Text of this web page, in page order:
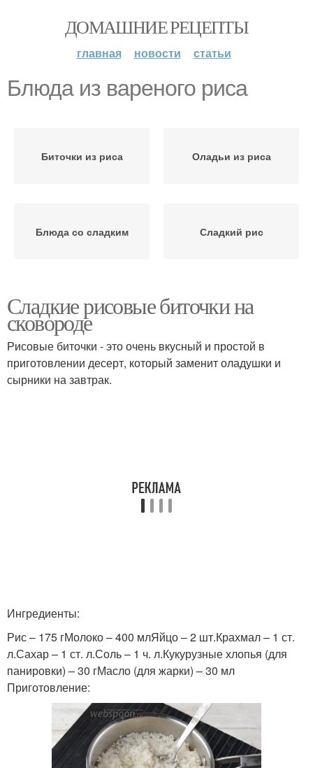
ДОМАШНИЕ РЕЦЕПТЫ
главная новости статьи
Блюда из вареного риса
Биточки из риса Оладьи из риса
Блюда со сладким Сладкий рис
Сладкие рисовые биточки на
сковороде
Рисовые биточки - это очень вкусный и простой в
приготовлении десерт, который заменит оладушки и
сырники на завтрак.
Ингредиенты:
Рис – 175 гМолоко – 400 млЯйцо – 2 шт.Крахмал – 1 ст.
л.Сахар – 1 ст. л.Соль – 1 ч. л.Кукурузные хлопья (для
панировки) – 30 гМасло (для жарки) – 30 мл
Приготовление: